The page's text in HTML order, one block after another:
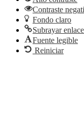
Contraste
Fondo claro
Subrayar
Fuente legible
Reiniciar